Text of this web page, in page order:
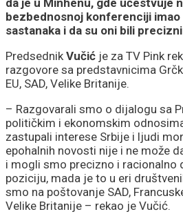
da je u Minhenu, gde učestvuje
bezbednosnoj konferenciji
sastanaka i da su oni bili
Predsednik Vučić je za TV Pink
razgovore sa predstavnicima
EU, SAD, Velike Britanije.
– Razgovarali smo o dijalogu sa
političkim i ekonomskim
zastupali interese Srbije i ljudi
epohalnih novosti nije i ne može
i mogli smo precizno i racionalno
poziciju, mada je to u eri
smo na poštovanje SAD,
Velike Britanije – rekao je Vučić.